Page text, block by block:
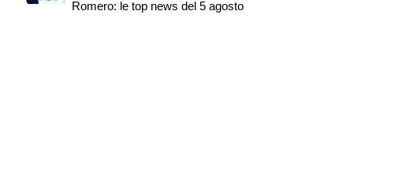
Romero: le top news del 5 agosto